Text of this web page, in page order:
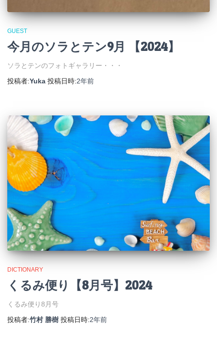
GUEST
今月のソラとテン9月 【2024】
ソラとテンのフォトギャラリー・・・
投稿者:Yuka 投稿日時:2年前
DICTIONARY
くるみ便り【8月号】2024
くるみ便り8月号
投稿者:竹村 勝樹 投稿日時:2年前